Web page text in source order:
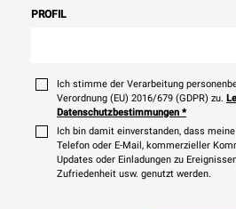
PROFIL
Ich stimme der Verarbeitung
Verordnung (EU) 2016/679 (GDPR) zu.
Datenschutzbestimmungen *
Ich bin damit einverstanden, dass
Telefon oder E-Mail, kommerzieller
Updates oder Einladungen zu
Zufriedenheit usw. genutzt werden.